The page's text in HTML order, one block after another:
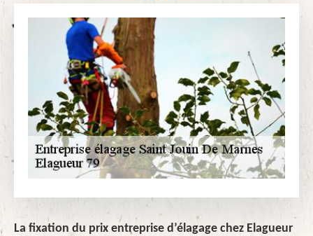
La fixation du prix entreprise d’élagage chez Elagueur